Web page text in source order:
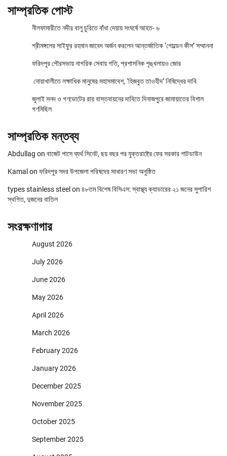
সাম্প্রতিক পোস্ট
নীলফামারীতে নদীর বালু চুরিতে বাঁধা দেয়ায় সংঘর্ষে আহত- ৬
শ্রীমঙ্গলের সাইফুর রহমান জাবেদ অর্জন করলেন আন্তর্জাতিক ‘গোল্ডেন কীস’ সম্মাননা
ফরিদপুর পৌরসভায় নাগরিক সেবায় গতি, প্রশাসনিক শৃঙ্খলায়ও জোর
নোয়াখালীতে লক্ষাধিক মানুষের মহাসমাবেশ, ‘হিজবুত তাওহীদ’ নিষিদ্ধের দাবি
জুলাই সনদ ও গণভোটের রায় বাস্তবায়নের দাবিতে দিনাজপুরে জামায়াতের বিশাল
গণমিছিল
সাম্প্রতিক মন্তব্য
Abdullag on বাজেট পাসে ব্যর্থ সিনেট, ছয় বছর পর যুক্তরাষ্ট্রে ফের সরকার শাটডাউন
Kamal on ফরিদপুর সদর উপজেলা পরিষদের সাধারণ সভা অনুষ্ঠিত
types stainless steel on ৪৮তম বিশেষ বিসিএস: স্বাস্থ্য ক্যাডারের ২১ জনের সুপারিশ
স্থগিত, দুজনের বাতিল
সংরক্ষণাগার
August 2026
July 2026
June 2026
May 2026
April 2026
March 2026
February 2026
January 2026
December 2025
November 2025
October 2025
September 2025